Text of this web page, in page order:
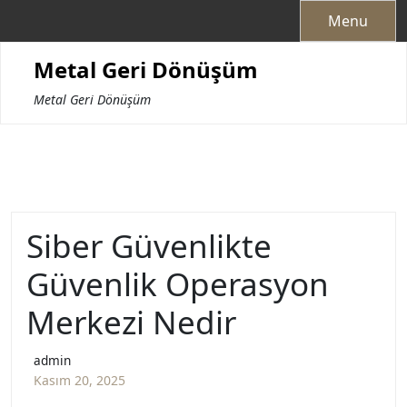
Menu
Metal Geri Dönüşüm
Metal Geri Dönüşüm
Siber Güvenlikte
Güvenlik Operasyon
Merkezi Nedir
admin
Kasım 20, 2025